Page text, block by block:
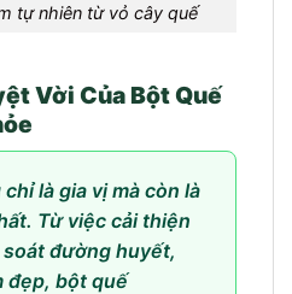
tự nhiên từ vỏ cây quế
Vời Của Bột Quế
là gia vị mà còn là
Từ việc cải thiện
đường huyết,
đẹp, bột quế